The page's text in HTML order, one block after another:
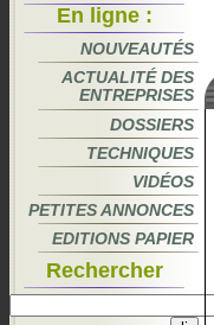
En ligne :
NOUVEAUTÉS
ACTUALITÉ DES
ENTREPRISES
DOSSIERS
TECHNIQUES
VIDÉOS
PETITES ANNONCES
EDITIONS PAPIER
Rechercher